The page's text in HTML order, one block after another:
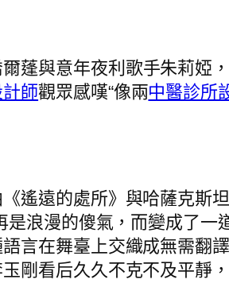
爾蓬與意年夜利歌手朱莉婭
師觀眾感嘆“像兩中醫診所
遙遠的處所》與哈薩克斯
是浪漫的傻氣，而變成了
言在舞臺上交織成無需翻
剛看后久久不克不及平靜，